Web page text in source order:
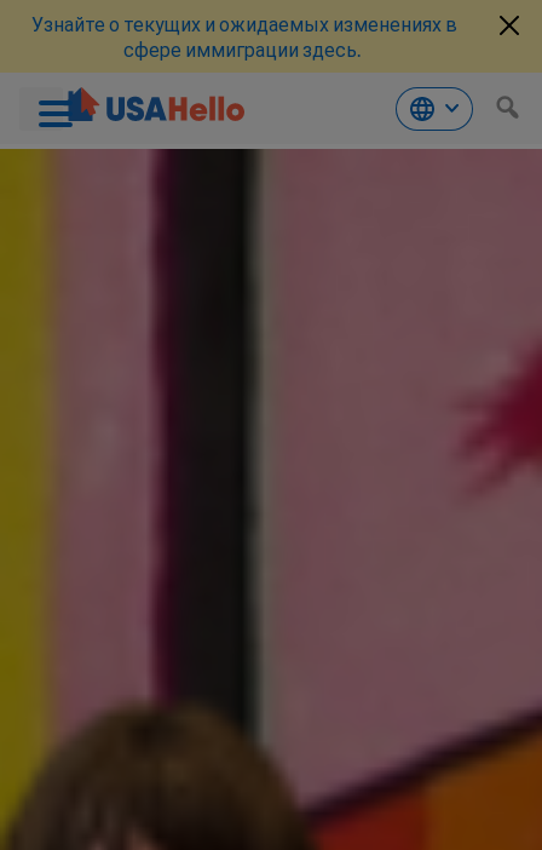
Перейти
Узнайте о текущих и ожидаемых изменениях в
сфере иммиграции здесь.